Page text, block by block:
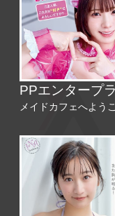
PPエンタープ
メイドカフェへよう